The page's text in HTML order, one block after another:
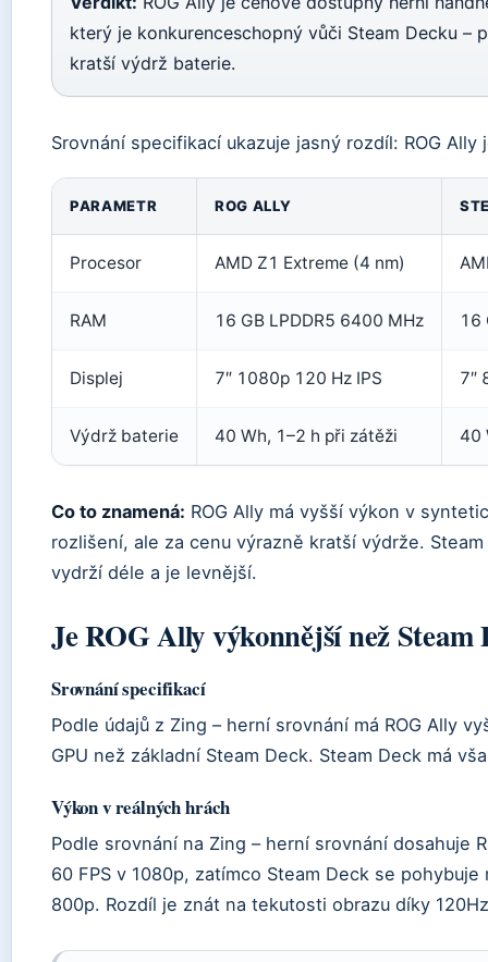
který je konkurenceschopný vůči Steam Decku –
kratší výdrž baterie.
Srovnání specifikací ukazuje jasný rozdíl: ROG
PARAMETR ROG ALLY
Procesor AMD Z1 Extreme (4 nm)
RAM 16 GB LPDDR5 6400 MHz 16
Displej 7″ 1080p 120 Hz IPS 7″
Výdrž baterie 40 Wh, 1–2 h při zátěži 40
Co to znamená: ROG Ally má vyšší výkon v
rozlišení, ale za cenu výrazně kratší výdrže.
vydrží déle a je levnější.
Je ROG Ally výkonnější než Steam
Srovnání specifikací
Podle údajů z Zing – herní srovnání má ROG Ally
GPU než základní Steam Deck. Steam Deck má
Výkon v reálných hrách
Podle srovnání na Zing – herní srovnání dosahuje
60 FPS v 1080p, zatímco Steam Deck se pohybuje
800p. Rozdíl je znát na tekutosti obrazu díky